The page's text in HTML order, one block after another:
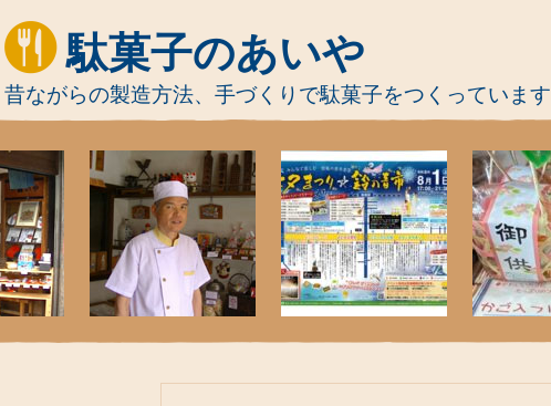
駄菓子のあいや
昔ながらの製造方法、手づくりで駄菓子をつくっています